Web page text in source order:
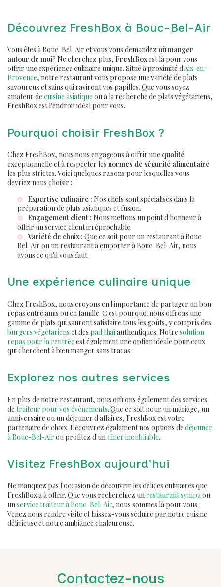
Découvrez FreshBox à Bouc-Bel-Air
Vous êtes à Bouc-Bel-Air et vous vous demandez où manger
autour de moi? Ne cherchez plus, FreshBoxest là pour vous
offrir une expérience culinaire unique. Situé à proximité d'Aix-en-
Provence, notre restaurant vous propose une variété de plats
savoureux et sains qui raviront vos papilles. Que vous soyez
amateur de cuisine asiatique ou à la recherche de plats végétariens,
FreshBox est l'endroit idéal pour vous.
Pourquoi choisir FreshBox ?
Chez FreshBox, nous nous engageons à offrir une qualité
exceptionnelle et à respecter les normes de sécurité alimentaire
les plus strictes. Voici quelques raisons pour lesquelles vous
devriez nous choisir :
Expertise culinaire : Nos chefs sont spécialisés dans la
préparation de plats asiatiques et fusion.
Engagement client : Nous mettons un point d'honneur à
offrir un service client irréprochable.
Variété de choix : Que ce soit pour un restaurant à Bouc-
Bel-Air ou un restaurant à emporter à Bouc-Bel-Air, nous
avons ce qu'il vous faut.
Une expérience culinaire unique
Chez FreshBox, nous croyons en l'importance de partager un bon
repas entre amis ou en famille. C'est pourquoi nous offrons une
gamme de plats qui sauront satisfaire tous les goûts, y compris des
burgers végétariens et des pad thaïauthentiques. Notre solution
repas pour la rentrée est également une option idéale pour ceux
qui cherchent à bien manger sans tracas.
Explorez nos autres services
En plus de notre restaurant, nous offrons également des services
de traiteur pour vos événements. Que ce soit pour un mariage, un
anniversaire ou un déjeuner d'affaires, FreshBox est votre
partenaire de choix. Découvrez également nos options de déjeuner
à Bouc-Bel-Air ou profitez d'undîner inoubliable.
Visitez FreshBox aujourd'hui
Ne manquez pas l'occasion de découvrir les délices culinaires que
FreshBox a à offrir. Que vous recherchiez un restaurant sympaou
unservice traiteur à Bouc-Bel-Air, nous sommes là pour vous.
Venez nous rendre visite et laissez-vous séduire par notre cuisine
délicieuse et notre ambiance chaleureuse.
Contactez-nous